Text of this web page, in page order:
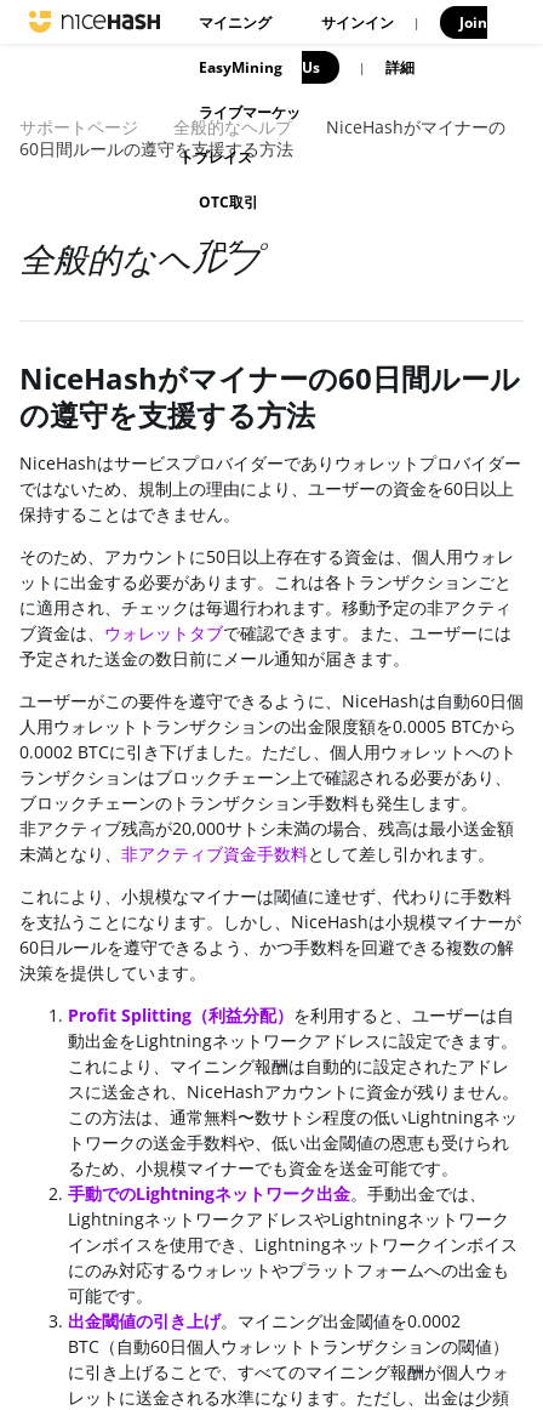
マイニング
EasyMining
ライブマーケッ
トプレイス
OTC取引
ブログ
サインイン | Join
Us | 詳細
サポートページ 全般的なヘルプ
NiceHashがマイナーの
60日間ルールの遵守を支援する方法
全般的なヘルプ
NiceHashがマイナーの60日間ルール
の遵守を支援する方法
NiceHashはサービスプロバイダーでありウォレットプロバイダー
ではないため、規制上の理由により、ユーザーの資金を60日以上
保持することはできません。
そのため、アカウントに50日以上存在する資金は、個人用ウォレ
ットに出金する必要があります。これは各トランザクションごと
に適用され、チェックは毎週行われます。移動予定の非アクティ
ブ資金は、 ウォレットタブで確認できます。また、ユーザーには
予定された送金の数日前にメール通知が届きます。
ユーザーがこの要件を遵守できるように、NiceHashは自動60日個
人用ウォレットトランザクションの出金限度額を0.0005 BTCから
0.0002 BTCに引き下げました。ただし、個人用ウォレットへのト
ランザクションはブロックチェーン上で確認される必要があり、
ブロックチェーンのトランザクション手数料も発生します。
非アクティブ残高が20,000サトシ未満の場合、残高は最小送金額
未満となり、 非アクティブ資金手数料として差し引かれます。
これにより、小規模なマイナーは閾値に達せず、代わりに手数料
を支払うことになります。しかし、NiceHashは小規模マイナーが
60日ルールを遵守できるよう、かつ手数料を回避できる複数の解
決策を提供しています。
Profit Splitting（利益分配） を利用すると、ユーザーは自
動出金をLightningネットワークアドレスに設定できます。
これにより、マイニング報酬は自動的に設定されたアドレ
スに送金され、NiceHashアカウントに資金が残りません。
この方法は、通常無料〜数サトシ程度の低いLightningネッ
トワークの送金手数料や、低い出金閾値の恩恵も受けられ
るため、小規模マイナーでも資金を送金可能です。
手動でのLightningネットワーク出金。手動出金では、
LightningネットワークアドレスやLightningネットワーク
インボイスを使用でき、Lightningネットワークインボイス
にのみ対応するウォレットやプラットフォームへの出金も
可能です。
出金閾値の引き上げ。マイニング出金閾値を0.0002
BTC（自動60日個人ウォレットトランザクションの閾値）
に引き上げることで、すべてのマイニング報酬が個人ウォ
レットに送金される水準になります。ただし、出金は少頻